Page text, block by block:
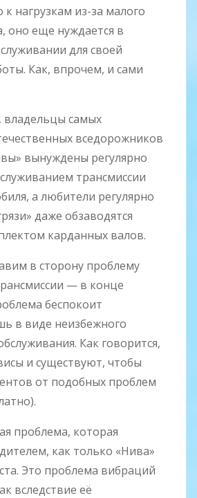
к нагрузкам из-за малого
оно еще нуждается в
для своей
Как, впрочем, и сами
владельцы самых
вседорожников
вынуждены регулярно
трансмиссии
а любители регулярно
даже обзаводятся
карданных валов.
в сторону проблему
— в конце
беспокоит
в виде неизбежного
Как говорится,
и существуют, чтобы
от подобных проблем
проблема, которая
как только «Нива»
Это проблема вибраций
вследствие её